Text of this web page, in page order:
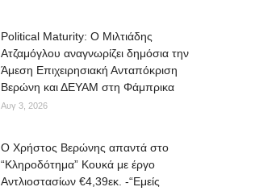
Political Maturity: Ο Μιλτιάδης
Ατζαμόγλου αναγνωρίζει δημόσια την
Άμεση Επιχειρησιακή Ανταπόκριση
Βερώνη και ΔΕΥΑΜ στη Φάμπρικα
Αυγ 3, 2026
O Χρήστος Βερώνης απαντά στο
“Κληροδότημα” Κουκά με έργο
Αντλιοστασίων €4,39εκ. -“Εμείς